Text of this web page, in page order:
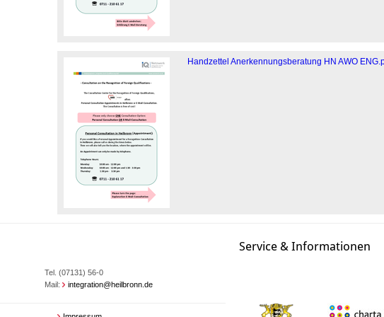
Handzettel Anerkennungsberatung HN AWO
Tel. (07131) 56-0
Mail:
integration@heilbronn.de
Service & Informationen